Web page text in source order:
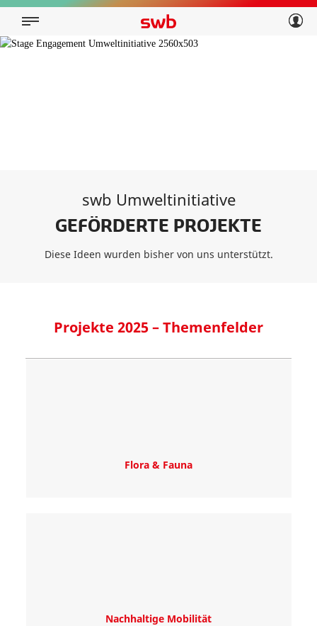
Privatkunden
Geschäftskunden
swb Umweltinitiative
GEFÖRDERTE PROJEKTE
Diese Ideen wurden bisher von uns unterstützt.
Projekte 2025 – Themenfelder
Flora & Fauna
Nachhaltige Mobilität